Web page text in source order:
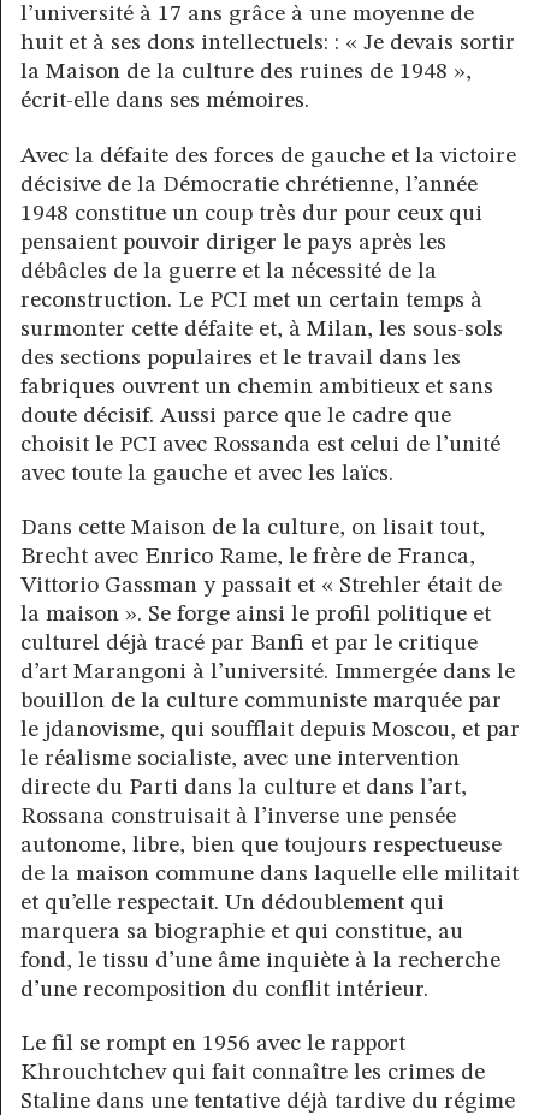
l’université à 17 ans grâce à une moyenne de
huit et à ses dons intellectuels: : « Je devais sortir
la Maison de la culture des ruines de 1948 »,
écrit-elle dans ses mémoires.
Avec la défaite des forces de gauche et la victoire
décisive de la Démocratie chrétienne, l’année
1948 constitue un coup très dur pour ceux qui
pensaient pouvoir diriger le pays après les
débâcles de la guerre et la nécessité de la
reconstruction. Le PCI met un certain temps à
surmonter cette défaite et, à Milan, les sous-sols
des sections populaires et le travail dans les
fabriques ouvrent un chemin ambitieux et sans
doute décisif. Aussi parce que le cadre que
choisit le PCI avec Rossanda est celui de l’unité
avec toute la gauche et avec les laïcs.
Dans cette Maison de la culture, on lisait tout,
Brecht avec Enrico Rame, le frère de Franca,
Vittorio Gassman y passait et « Strehler était de
la maison ». Se forge ainsi le profil politique et
culturel déjà tracé par Banfi et par le critique
d’art Marangoni à l’université. Immergée dans le
bouillon de la culture communiste marquée par
le jdanovisme, qui soufflait depuis Moscou, et par
le réalisme socialiste, avec une intervention
directe du Parti dans la culture et dans l’art,
Rossana construisait à l’inverse une pensée
autonome, libre, bien que toujours respectueuse
de la maison commune dans laquelle elle militait
et qu’elle respectait. Un dédoublement qui
marquera sa biographie et qui constitue, au
fond, le tissu d’une âme inquiète à la recherche
d’une recomposition du conflit intérieur.
Le fil se rompt en 1956 avec le rapport
Khrouchtchev qui fait connaître les crimes de
Staline dans une tentative déjà tardive du régime